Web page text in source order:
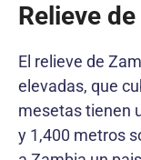
Relieve
El relieve de
elevadas, que
mesetas tienen
y 1,400 metros